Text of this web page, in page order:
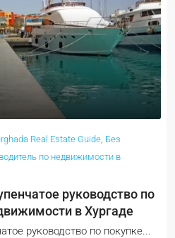
Real Estate Guide Без
по недвижимости в
руководство по
в Хургаде
руководство по покупке...